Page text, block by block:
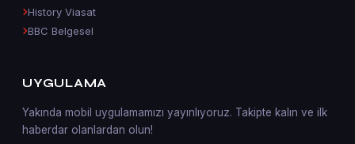
History Viasat
BBC Belgesel
UYGULAMA
Yakında mobil uygulamamızı yayınlıyoruz. Takipte kalın ve ilk
haberdar olanlardan olun!